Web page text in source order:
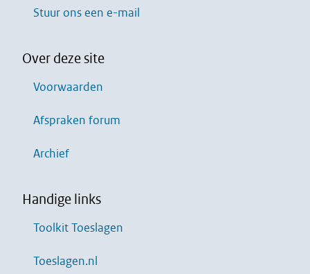
Stuur ons een e-mail
Over deze site
Voorwaarden
Afspraken forum
Archief
Handige links
Toolkit Toeslagen
Toeslagen.nl